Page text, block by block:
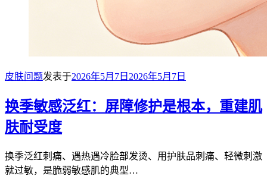
皮肤问题发表于2026年5月7日 2026年5月7日
换季敏感泛红：屏障修护是根本，重建肌
肤耐受度
换季泛红刺痛、遇热遇冷脸部发烫、用护肤品刺痛、轻微刺激
就过敏，是脆弱敏感肌的典型…